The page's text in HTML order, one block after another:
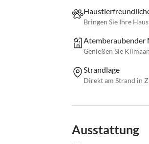
Bringen Sie Ihre
Atemberaubender
Genießen Sie
Strandlage
Direkt am Strand in
Ausstattung